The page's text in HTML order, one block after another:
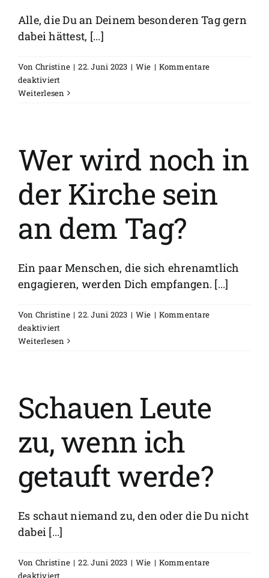
Alle, die Du an Deinem besonderen Tag gern
dabei hättest, [...]
Von Christine | 22. Juni 2023 | Wie | Kommentare
deaktiviert
Darf
mitbringen?
Weiterlesen
Wer wird noch in
der Kirche sein
an dem Tag?
Ein paar Menschen, die sich ehrenamtlich
engagieren, werden Dich empfangen. [...]
Von Christine | 22. Juni 2023 | Wie | Kommentare
deaktiviert
Wer
Kirche
sein
dem
Weiterlesen
Schauen Leute
zu, wenn ich
getauft werde?
Es schaut niemand zu, den oder die Du nicht
dabei [...]
Von Christine | 22. Juni 2023 | Wie | Kommentare
deaktiviert